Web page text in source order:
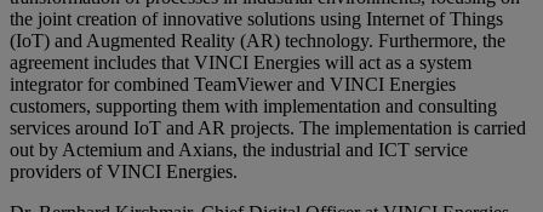
the joint creation of innovative solutions using Internet of Things
(IoT) and Augmented Reality (AR) technology. Furthermore, the
agreement includes that VINCI Energies will act as a system
integrator for combined TeamViewer and VINCI Energies
customers, supporting them with implementation and consulting
services around IoT and AR projects. The implementation is carried
out by Actemium and Axians, the industrial and ICT service
providers of VINCI Energies.